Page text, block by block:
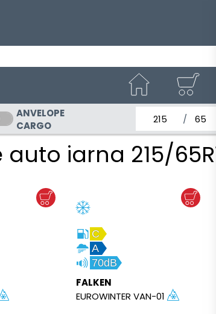
ANVELOPE
CARGO
latimea
iarna 215/
C
A
70dB
FALKEN
EUROWINTER VAN-01